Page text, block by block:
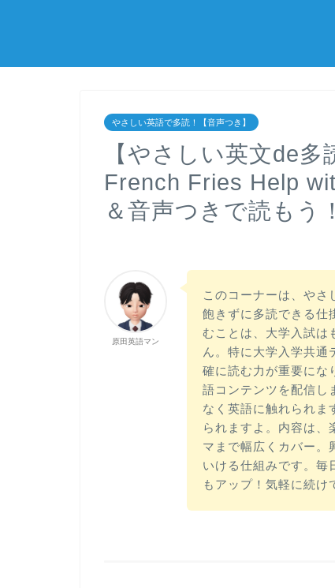
やさしい英語で多読！【音声つき】
【やさしい英文de
French Fries Help
＆音声つきで読もう
原田英語マン
このコーナーは、やさ
飽きずに多読できる仕
むことは、大学入試は
ん。特に大学入学共通
確に読む力が重要にな
語コンテンツを配信し
なく英語に触れられま
られますよ。内容は、
マまで幅広くカバー。
いける仕組みです。毎
もアップ！気軽に続け